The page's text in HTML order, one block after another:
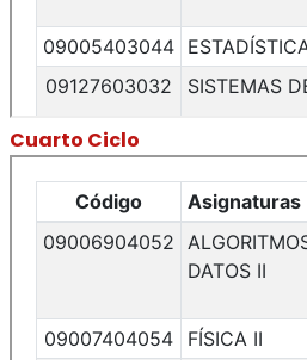
Cuarto Ciclo